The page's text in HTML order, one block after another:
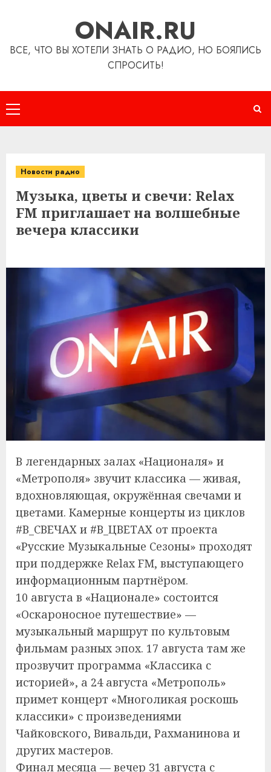
ONAIR.RU
ВСЕ, ЧТО ВЫ ХОТЕЛИ ЗНАТЬ О РАДИО, НО БОЯЛИСЬ
СПРОСИТЬ!
Основное
меню
Новости радио
Музыка, цветы и свечи: Relax
FM приглашает на волшебные
вечера классики
В легендарных залах «Националя» и
«Метрополя» звучит классика — живая,
вдохновляющая, окружённая свечами и
цветами. Камерные концерты из циклов
#В_СВЕЧАХ и #В_ЦВЕТАХ от проекта
«Русские Музыкальные Сезоны» проходят
при поддержке Relax FM, выступающего
информационным партнёром.
10 августа в «Национале» состоится
«Оскароносное путешествие» —
музыкальный маршрут по культовым
фильмам разных эпох. 17 августа там же
прозвучит программа «Классика с
историей», а 24 августа «Метрополь»
примет концерт «Многоликая роскошь
классики» с произведениями
Чайковского, Вивальди, Рахманинова и
других мастеров.
Финал месяца — вечер 31 августа с